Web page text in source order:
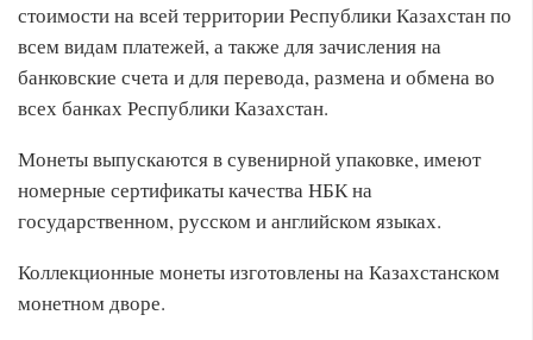
стоимости на всей территории Республики Казахстан по
всем видам платежей, а также для зачисления на
банковские счета и для перевода, размена и обмена во
всех банках Республики Казахстан.
Монеты выпускаются в сувенирной упаковке, имеют
номерные сертификаты качества НБК на
государственном, русском и английском языках.
Коллекционные монеты изготовлены на Казахстанском
монетном дворе.